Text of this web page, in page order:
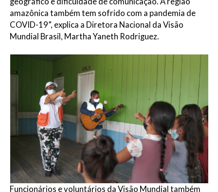
amazônica também tem sofrido com a pandemia de
COVID-19”, explica a Diretora Nacional da Visão
Mundial Brasil, Martha Yaneth Rodriguez.
Funcionários e voluntários da Visão Mundial também